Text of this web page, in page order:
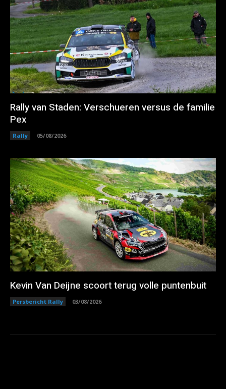
Rally van Staden: Verschueren versus de familie
Pex
Rally 05/08/2026
Kevin Van Deijne scoort terug volle puntenbuit
Persbericht Rally 03/08/2026